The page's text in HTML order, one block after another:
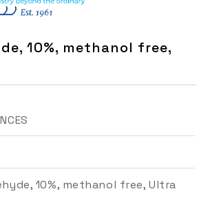
10%, methanol free,
10%, methanol free, Ultra